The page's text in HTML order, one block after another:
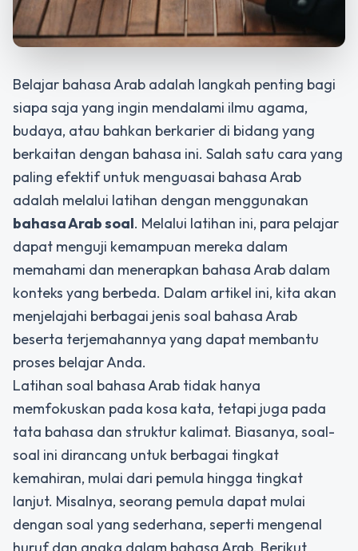
Belajar bahasa Arab adalah langkah penting bagi
siapa saja yang ingin mendalami ilmu agama,
budaya, atau bahkan berkarier di bidang yang
berkaitan dengan bahasa ini. Salah satu cara yang
paling efektif untuk menguasai bahasa Arab
adalah melalui latihan dengan menggunakan
bahasa Arab soal. Melalui latihan ini, para pelajar
dapat menguji kemampuan mereka dalam
memahami dan menerapkan bahasa Arab dalam
konteks yang berbeda. Dalam artikel ini, kita akan
menjelajahi berbagai jenis soal bahasa Arab
beserta terjemahannya yang dapat membantu
proses belajar Anda.
Latihan soal bahasa Arab tidak hanya
memfokuskan pada kosa kata, tetapi juga pada
tata bahasa dan struktur kalimat. Biasanya, soal-
soal ini dirancang untuk berbagai tingkat
kemahiran, mulai dari pemula hingga tingkat
lanjut. Misalnya, seorang pemula dapat mulai
dengan soal yang sederhana, seperti mengenal
huruf dan angka dalam bahasa Arab. Berikut